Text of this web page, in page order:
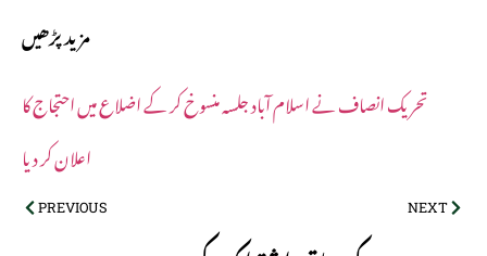
مزید پڑھیں
تحریک انصاف نے اسلام آباد جلسہ منسوخ کر کے اضلاع میں احتجاج کا
اعلان کر دیا
PREVIOUS NEXT